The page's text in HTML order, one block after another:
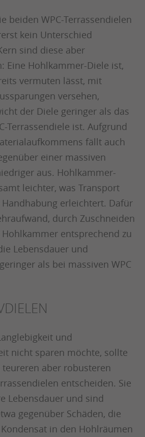
beiden WPC-Terrassendielen
kein Unterschied
sind diese aber
Eine Hohlkammer-Diele ist,
vermuten lässt, mit
versehen,
der Diele geringer als das
Terrassendiele ist. Aufgrund
fällt auch
einer massiven
aus. Hohlkammer-
leichter, was Transport
erleichtert. Dafür
durch Zuschneiden
entsprechend zu
Lebensdauer und
als bei massiven WPC
und
nicht sparen möchte, sollte
aber robusteren
entscheiden. Sie
Lebensdauer und sind
gegenüber Schäden, die
in den Hohlräumen